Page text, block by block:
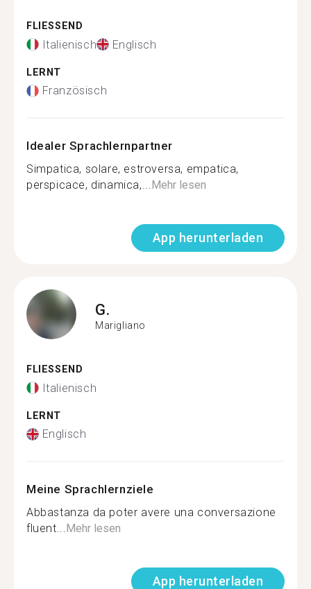
FLIESSEND
Italienisch Englisch
LERNT
Französisch
Idealer Sprachlernpartner
Simpatica, solare, estroversa, empatica,
perspicace, dinamica,...Mehr lesen
App herunterladen
G.
Marigliano
FLIESSEND
Italienisch
LERNT
Englisch
Meine Sprachlernziele
Abbastanza da poter avere una conversazione
fluent...Mehr lesen
App herunterladen